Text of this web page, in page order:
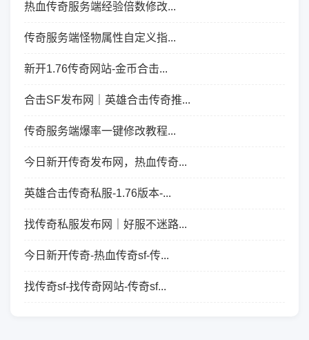
热血传奇服务端经验倍数修改...
传奇服务端怪物属性自定义指...
新开1.76传奇网站-金币合击...
合击SF发布网｜英雄合击传奇推...
传奇服务端爆率一键修改教程...
今日新开传奇发布网，热血传奇...
英雄合击传奇私服-1.76版本-...
找传奇私服发布网｜好服不迷路...
今日新开传奇-热血传奇sf-传...
找传奇sf-找传奇网站-传奇sf...